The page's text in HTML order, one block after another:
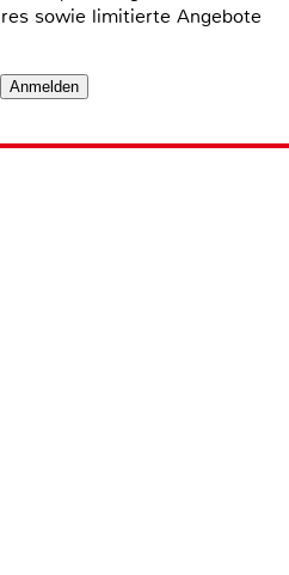
sowie limitierte Angebote